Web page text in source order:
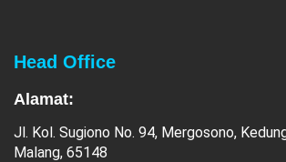
Head Office
Alamat:
Jl. Kol. Sugiono No. 94, Mergosono,
Malang, 65148